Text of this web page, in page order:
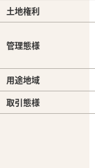
土地権利
管理態様
用途地域
取引態様